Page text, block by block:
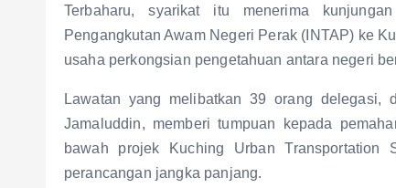
Terbaharu, syarikat itu menerima
Pengangkutan Awam Negeri Perak (INTAP) ke
usaha perkongsian pengetahuan antara negeri
Lawatan yang melibatkan 39 orang delegasi,
Jamaluddin, memberi tumpuan kepada
bawah projek Kuching Urban Transportation
perancangan jangka panjang.